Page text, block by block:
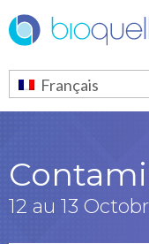
Warning: Undefined
content/themes/
Français
12 au 13